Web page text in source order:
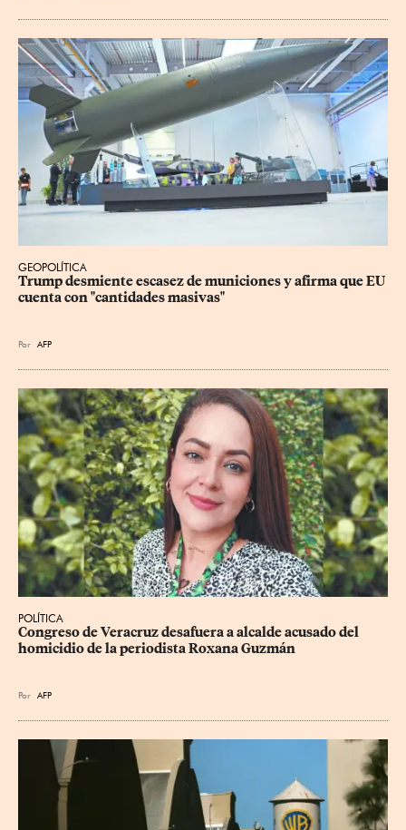
GEOPOLÍTICA
Trump desmiente escasez de municiones y afirma que EU
cuenta con "cantidades masivas"
Por AFP
POLÍTICA
Congreso de Veracruz desafuera a alcalde acusado del
homicidio de la periodista Roxana Guzmán
Por AFP